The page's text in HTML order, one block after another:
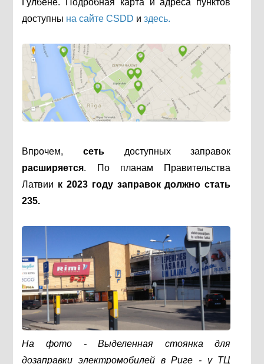
доступны на сайте СSDD издесь.
Впрочем,сеть доступных заправок
расширяется. По планам Правительства
Латвии к 2023 году заправок должно стать
235.
На фото - Выделенная стоянка для
дозаправки электромобилей в Риге - у ТЦ